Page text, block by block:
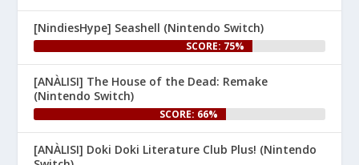
Nintendo:
1
[NindiesHype] Seashell (Nintendo Switch)
SCORE: 75%
[ANÀLISI] The House of the Dead: Remake
(Nintendo Switch)
SCORE: 66%
[ANÀLISI] Doki Doki Literature Club Plus! (Nintendo